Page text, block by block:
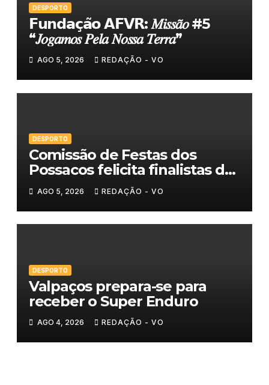
DESPORTO
𝗙𝘂𝗻𝗱𝗮𝗰̧𝗮̃𝗼 𝗔𝗙𝗩𝗥: 𝑀𝑖𝑠𝑠𝑎̃𝑜 #5
“𝐽𝑜𝑔𝑎𝑚𝑜𝑠 𝑃𝑒𝑙𝑎 𝑁𝑜𝑠𝑠𝑎 𝑇𝑒𝑟𝑟𝑎”
AGO 5, 2026 REDAÇÃO - VO
DESPORTO
Comissão de Festas dos
Possacos felicita finalistas do
Torneio de Sueca
AGO 5, 2026 REDAÇÃO - VO
DESPORTO
Valpaços prepara-se para
receber o Super Enduro
AGO 4, 2026 REDAÇÃO - VO